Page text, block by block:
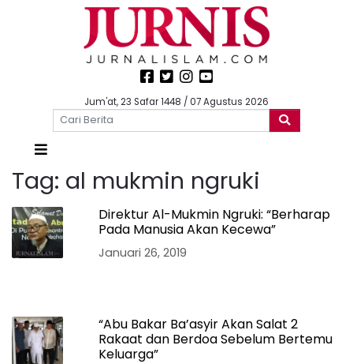
Jum'at, 23 Safar 1448 / 07 Agustus 2026
Tag: al mukmin ngruki
Direktur Al-Mukmin Ngruki: “Berharap
Pada Manusia Akan Kecewa”
Januari 26, 2019
“Abu Bakar Ba’asyir Akan Salat 2
Rakaat dan Berdoa Sebelum Bertemu
Keluarga”